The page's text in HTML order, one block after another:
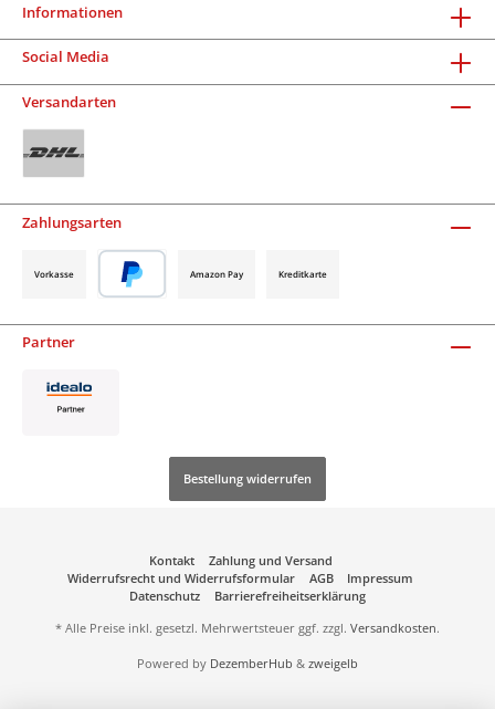
Informationen
Social Media
Versandarten
Zahlungsarten
Vorkasse Amazon Pay Kreditkarte
Partner
Bestellung widerrufen
Kontakt
Zahlung und Versand
Widerrufsrecht und Widerrufsformular
AGB
Impressum
Datenschutz
Barrierefreiheitserklärung
* Alle Preise inkl. gesetzl. Mehrwertsteuer ggf. zzgl. Versandkosten.
Powered by DezemberHub & zweigelb